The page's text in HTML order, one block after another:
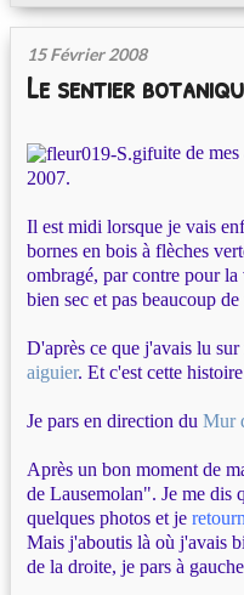
15 Février 2008
Le sentier
uite de
2007.
Il est midi lorsque je vais
bornes en bois à flèches
ombragé, par contre pour la
bien sec et pas beaucoup
D'après ce que j'avais lu
aiguier. Et c'est cette
Je pars en direction du Mur
Après un bon moment de
de Lausemolan". Je me dis
quelques photos et je
Mais j'aboutis là où j'avais
de la droite, je pars à